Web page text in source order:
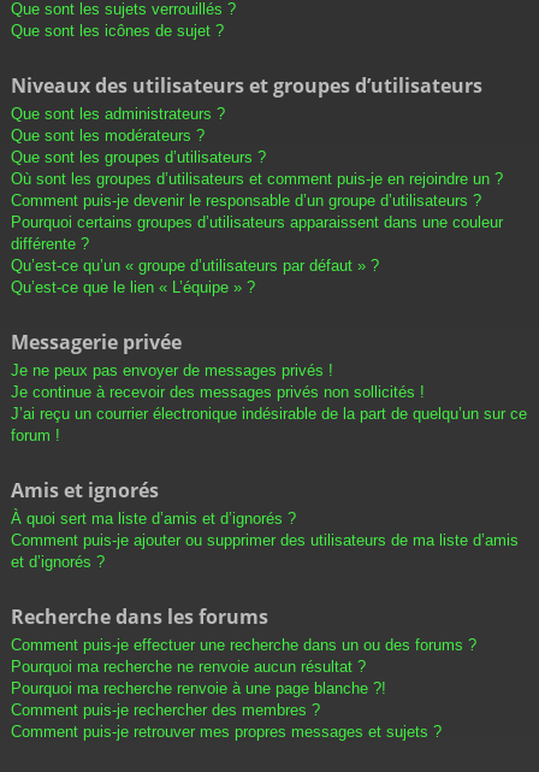
Que sont les sujets verrouillés ?
Que sont les icônes de sujet ?
Niveaux des utilisateurs et groupes d’utilisateurs
Que sont les administrateurs ?
Que sont les modérateurs ?
Que sont les groupes d’utilisateurs ?
Où sont les groupes d’utilisateurs et comment puis-je en rejoindre un ?
Comment puis-je devenir le responsable d’un groupe d’utilisateurs ?
Pourquoi certains groupes d’utilisateurs apparaissent dans une couleur
différente ?
Qu’est-ce qu’un « groupe d’utilisateurs par défaut » ?
Qu’est-ce que le lien « L’équipe » ?
Messagerie privée
Je ne peux pas envoyer de messages privés !
Je continue à recevoir des messages privés non sollicités !
J’ai reçu un courrier électronique indésirable de la part de quelqu’un sur ce
forum !
Amis et ignorés
À quoi sert ma liste d’amis et d’ignorés ?
Comment puis-je ajouter ou supprimer des utilisateurs de ma liste d’amis
et d’ignorés ?
Recherche dans les forums
Comment puis-je effectuer une recherche dans un ou des forums ?
Pourquoi ma recherche ne renvoie aucun résultat ?
Pourquoi ma recherche renvoie à une page blanche ?!
Comment puis-je rechercher des membres ?
Comment puis-je retrouver mes propres messages et sujets ?